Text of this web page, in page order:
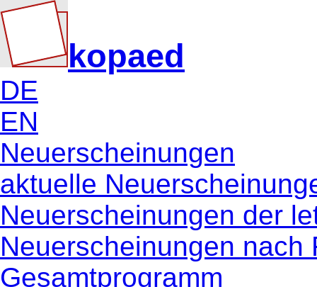
kopaed
DE
EN
Neuerscheinungen
aktuelle
Neuerscheinungen der
Neuerscheinungen nach
Gesamtprogramm